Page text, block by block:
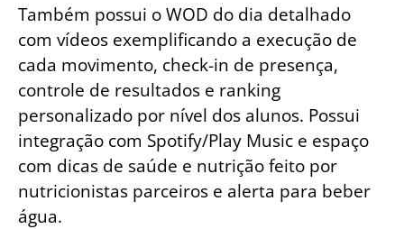
Também possui o WOD do dia detalhado
com vídeos exemplificando a execução de
cada movimento, check-in de presença,
controle de resultados e ranking
personalizado por nível dos alunos. Possui
integração com Spotify/Play Music e espaço
com dicas de saúde e nutrição feito por
nutricionistas parceiros e alerta para beber
água.